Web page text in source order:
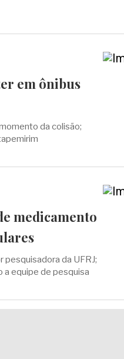
em ônibus
da colisão;
medicamento
da UFRJ;
a equipe de pesquisa